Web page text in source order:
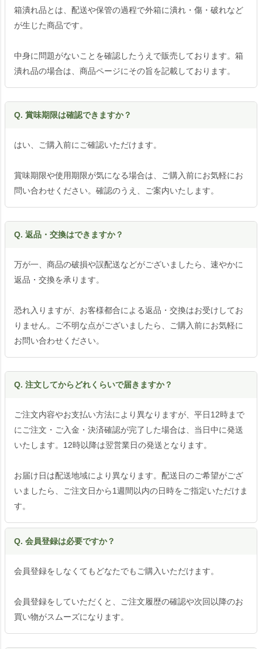
箱潰れ品とは、配送や保管の過程で外箱に潰れ・傷・破れなど
が生じた商品です。
中身に問題がないことを確認したうえで販売しております。箱
潰れ品の場合は、商品ページにその旨を記載しております。
Q. 賞味期限は確認できますか？
はい、ご購入前にご確認いただけます。
賞味期限や使用期限が気になる場合は、ご購入前にお気軽にお
問い合わせください。確認のうえ、ご案内いたします。
Q. 返品・交換はできますか？
万が一、商品の破損や誤配送などがございましたら、速やかに
返品・交換を承ります。
恐れ入りますが、お客様都合による返品・交換はお受けしてお
りません。ご不明な点がございましたら、ご購入前にお気軽に
お問い合わせください。
Q. 注文してからどれくらいで届きますか？
ご注文内容やお支払い方法により異なりますが、平日12時まで
にご注文・ご入金・決済確認が完了した場合は、当日中に発送
いたします。12時以降は翌営業日の発送となります。
お届け日は配送地域により異なります。配送日のご希望がござ
いましたら、ご注文日から1週間以内の日時をご指定いただけま
す。
Q. 会員登録は必要ですか？
会員登録をしなくてもどなたでもご購入いただけます。
会員登録をしていただくと、ご注文履歴の確認や次回以降のお
買い物がスムーズになります。